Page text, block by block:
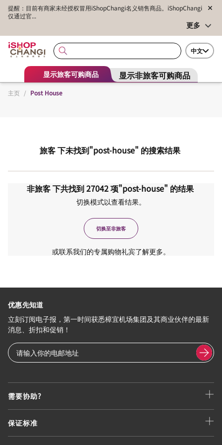
提醒：目前有商家未经授权冒用iShopChangi名义销售商品。iShopChangi
仅通过官...
更多
中文
显示旅客可购商品 显示非旅客可购商品
主页 / Post House
旅客下未找到"post-house" 的搜索结果
非旅客下共找到27042项"post-house" 的结果
切换模式以查看结果。
切换至非旅客
或联系我们的专属购物礼宾了解更多。
需要协助?
保证标准
优惠先知道
立刻订阅电子报，第一时间获悉樟宜机场集团及其商业伙伴的最新
消息、折扣和促销！